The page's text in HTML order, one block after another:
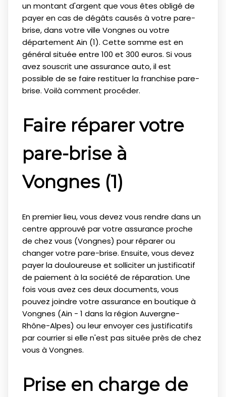
un montant d'argent que vous êtes obligé de
payer en cas de dégâts causés à votre pare-
brise, dans votre ville Vongnes ou votre
département Ain (1). Cette somme est en
général située entre 100 et 300 euros. Si vous
avez souscrit une assurance auto, il est
possible de se faire restituer la franchise pare-
brise. Voilà comment procéder.
Faire réparer votre
pare-brise à
Vongnes (1)
En premier lieu, vous devez vous rendre dans un
centre approuvé par votre assurance proche
de chez vous (Vongnes) pour réparer ou
changer votre pare-brise. Ensuite, vous devez
payer la douloureuse et solliciter un justificatif
de paiement à la société de réparation. Une
fois vous avez ces deux documents, vous
pouvez joindre votre assurance en boutique à
Vongnes (Ain - 1 dans la région Auvergne-
Rhône-Alpes) ou leur envoyer ces justificatifs
par courrier si elle n'est pas située près de chez
vous à Vongnes.
Prise en charge de